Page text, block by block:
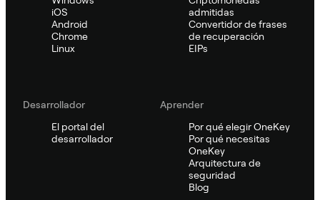
iOS
Android
Chrome
Linux
admitidas
Convertidor de frases
de recuperación
EIPs
Desarrollador
El portal del
desarrollador
Aprender
Por qué elegir OneKey
Por qué necesitas
OneKey
Arquitectura de
seguridad
Blog